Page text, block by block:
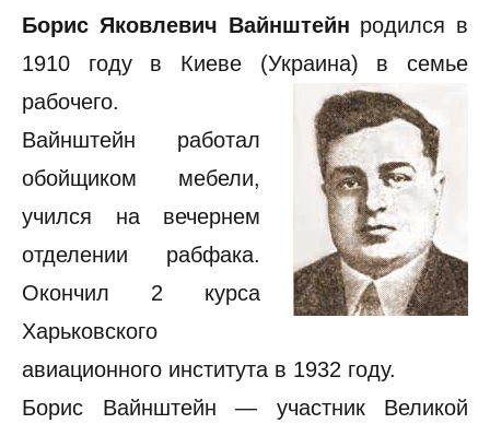
Борис Яковлевич Вайнштейн родился в
1910 году в Киеве (Украина) в семье
рабочего.
Вайнштейн работал
обойщиком мебели,
учился на вечернем
отделении рабфака.
Окончил 2 курса
Харьковского
авиационного института в 1932 году.
Борис Вайнштейн — участник Великой